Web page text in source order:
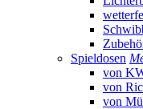
Spieldosen
von
von
von